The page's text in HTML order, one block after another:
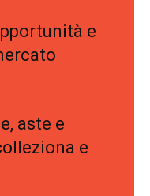
e
aste e
e